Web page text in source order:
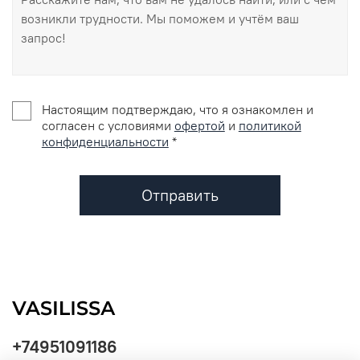
Настоящим подтверждаю, что я ознакомлен и
согласен с условиями офертой и политикой
конфиденциальности *
Отправить
+74951091186